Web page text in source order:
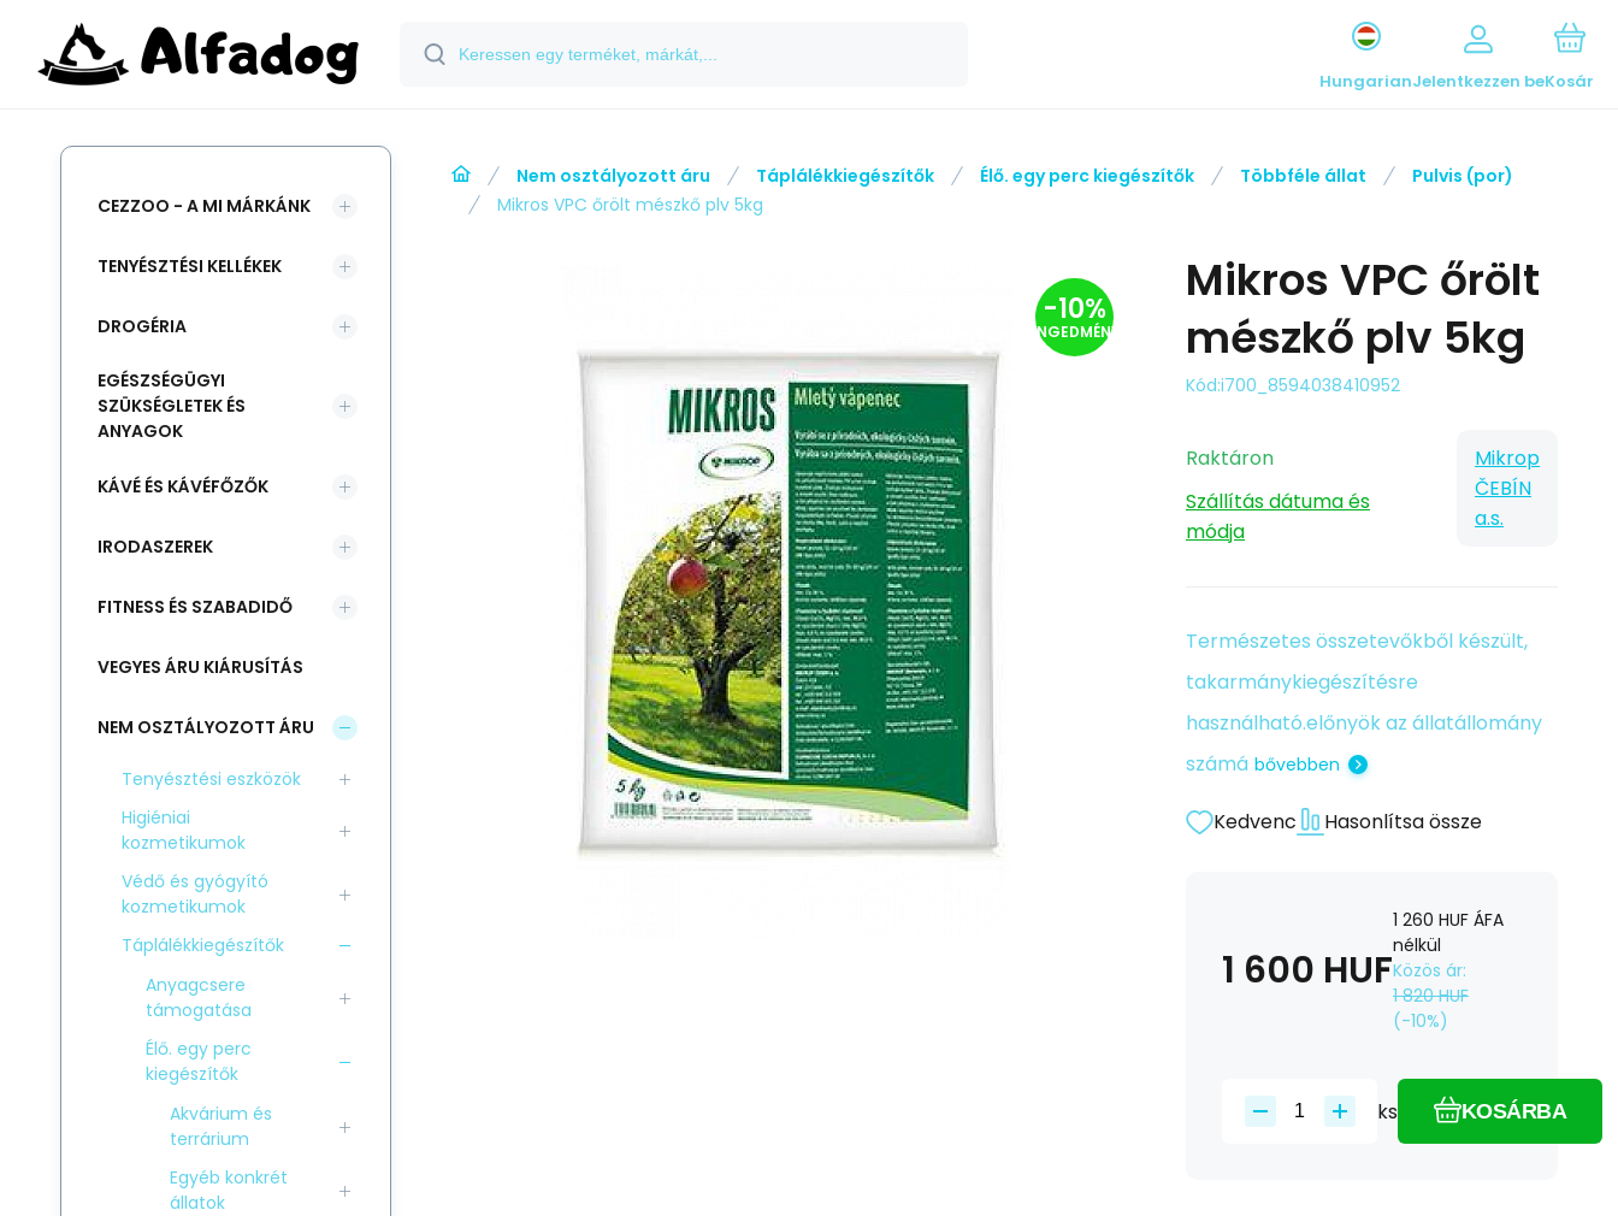
HungarianJelentkezzen beKosár
Nem osztályozott áru Táplálékkiegészítők Élő. egy perc kiegészítők Többféle állat
Pulvis (por)
Mikros VPC őrölt mészkő plv 5kg
-10%
ENGEDMÉNY
Mikros VPC őrölt
mészkő plv 5kg
Kód:i700_8594038410952
Raktáron
Szállítás dátuma és
módja
Mikrop
ČEBÍN
a.s.
Természetes összetevőkből készült,
takarmánykiegészítésre
használható.előnyök az állatállomány
számá bővebben
Kedvenc Hasonlítsa össze
1 600 HUF
1 260 HUF ÁFA
nélkül
Közös ár:
1 820 HUF
(-10%)
ks KOSÁRBA
CEZZOO - A MI MÁRKÁNK
TENYÉSZTÉSI KELLÉKEK
DROGÉRIA
EGÉSZSÉGÜGYI
SZÜKSÉGLETEK ÉS
ANYAGOK
KÁVÉ ÉS KÁVÉFŐZŐK
IRODASZEREK
FITNESS ÉS SZABADIDŐ
VEGYES ÁRU KIÁRUSÍTÁS
NEM OSZTÁLYOZOTT ÁRU
Tenyésztési eszközök
Higiéniai
kozmetikumok
Védő és gyógyító
kozmetikumok
Táplálékkiegészítők
Anyagcsere
támogatása
Élő. egy perc
kiegészítők
Akvárium és
terrárium
Egyéb konkrét
állatok